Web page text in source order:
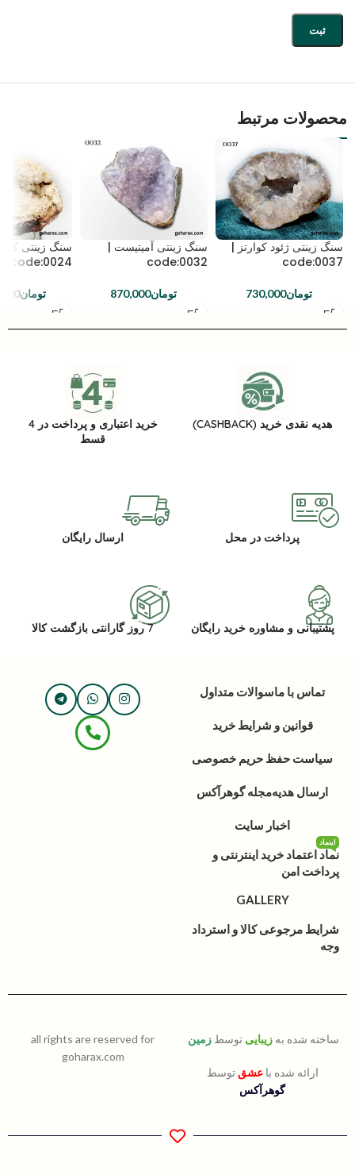
محصولات مرتبط
سنگ زینتی ژئود کوارتز |
code:0037
تومان730,000
سنگ زینتی آمیتیست |
code:0032
تومان870,000
سنگ زینتی
code:0024
تومان
هدیه نقدی خرید (CASHBACK)
خرید اعتباری و پرداخت در 4
قسط
پرداخت در محل ارسال رایگان
پشتیبانی و مشاوره خرید رایگان 7 روز گارانتی بازگشت کالا
تماس با ماسوالات متداول
قوانین و شرایط خرید
سیاست حفظ حریم خصوصی
ارسال هدیهمجله گوهرآکس
اخبار سایت
نماد اعتماد خرید اینترنتی و
پرداخت امن
اینماد
GALLERY
شرایط مرجوعی کالا و استرداد
وجه
ساخته شده به زیبایی توسط زمین
ارائه شده باعشق توسط
گوهرآکس
all rights are reserved for
goharax.com